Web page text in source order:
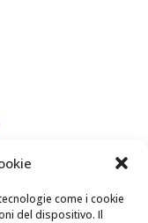
come i cookie
del dispositivo. Il